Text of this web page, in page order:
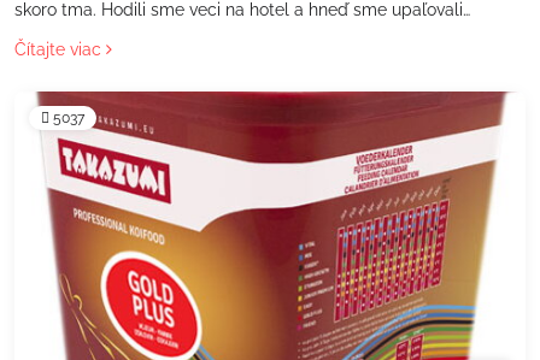
skoro tma. Hodili sme veci na hotel a hneď sme upaľovali
navštíviť prvé koi farmy Maruhiro a Hirasawa na tieto dve farmy
sme sa takmer každý deň vracali a vzbudzovali u mňa takú
Čítajte viac
5037